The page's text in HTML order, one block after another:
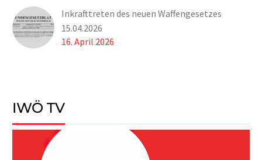
Inkrafttreten des neuen Waffengesetzes
15.04.2026
16. April 2026
IWÖ TV